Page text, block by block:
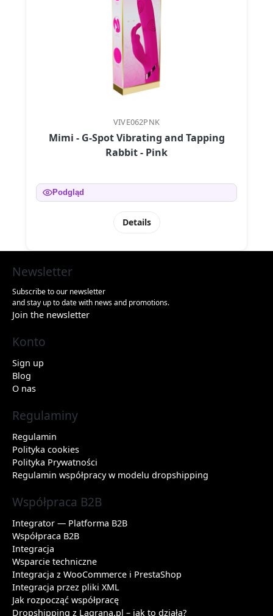
VIVE062PNK
Mimi - G-Spot Vibrating and Tapping
Rabbit - Pink
Podgląd
Details
Newsletter
Subscribe to our newsletter
and stay up to date with news and promotions.
Join the newsletter
Konto
Sign up
Blog
O nas
Regulaminy
Regulamin
Polityka cookies
Polityka Prywatności
Regulamin współpracy w modelu dropshipping
Współpraca B2B
Integrator — Platforma B2B
Współpraca B2B
Integracja
Wsparcie techniczne
Integracja z WooCommerce i PrestaShop
Integracja przez pliki XML
Jak rozpocząć współpracę
Dropshipping z Lagrana.pl – jak to działa?